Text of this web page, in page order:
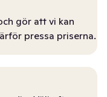
gör att vi kan
pressa priserna.